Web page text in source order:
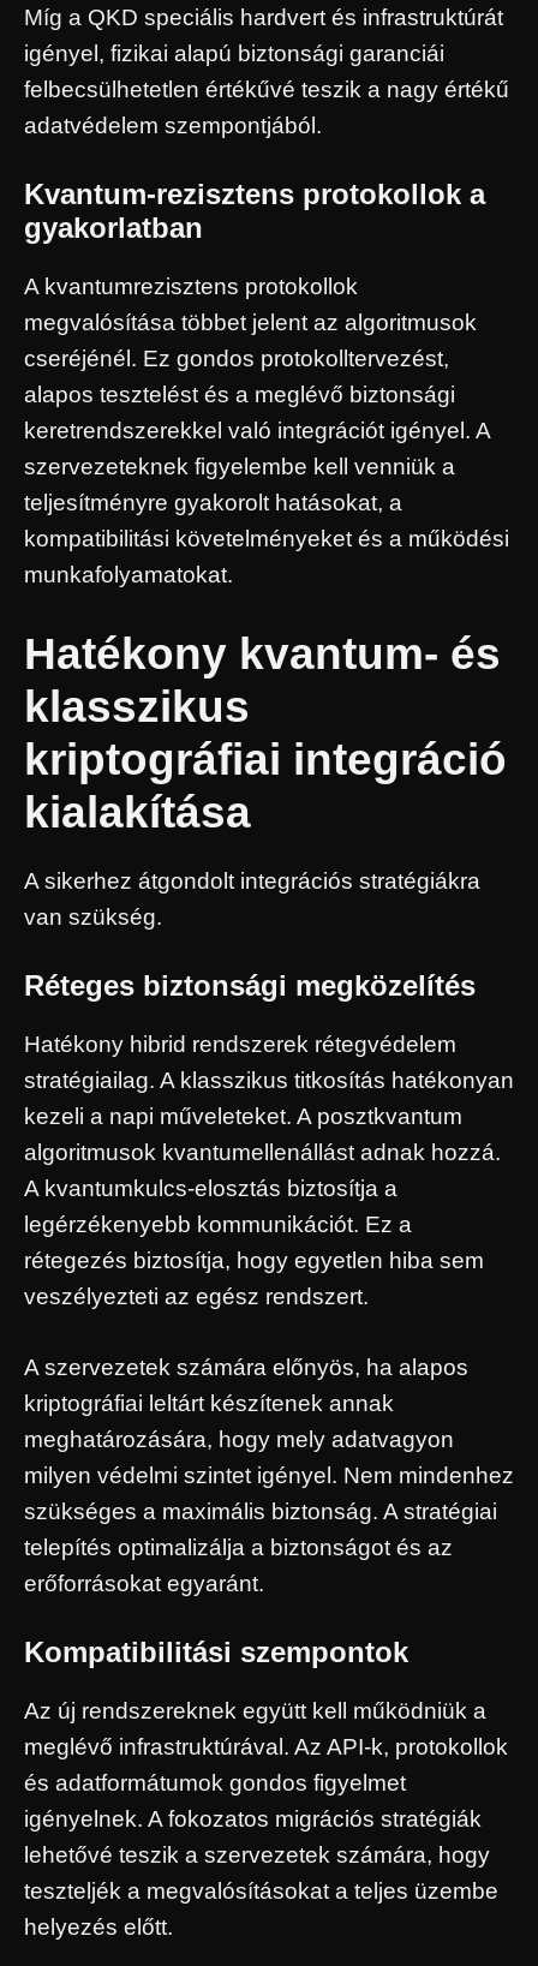
Míg a QKD speciális hardvert és infrastruktúrát
igényel, fizikai alapú biztonsági garanciái
felbecsülhetetlen értékűvé teszik a nagy értékű
adatvédelem szempontjából.
Kvantum-rezisztens protokollok a
gyakorlatban
A kvantumrezisztens protokollok
megvalósítása többet jelent az algoritmusok
cseréjénél. Ez gondos protokolltervezést,
alapos tesztelést és a meglévő biztonsági
keretrendszerekkel való integrációt igényel. A
szervezeteknek figyelembe kell venniük a
teljesítményre gyakorolt ​​hatásokat, a
kompatibilitási követelményeket és a működési
munkafolyamatokat.
Hatékony kvantum- és
klasszikus
kriptográfiai integráció
kialakítása
A sikerhez átgondolt integrációs stratégiákra
van szükség.
Réteges biztonsági megközelítés
Hatékony hibrid rendszerek rétegvédelem
stratégiailag. A klasszikus titkosítás hatékonyan
kezeli a napi műveleteket. A posztkvantum
algoritmusok kvantumellenállást adnak hozzá.
A kvantumkulcs-elosztás biztosítja a
legérzékenyebb kommunikációt. Ez a
rétegezés biztosítja, hogy egyetlen hiba sem
veszélyezteti az egész rendszert.
A szervezetek számára előnyös, ha alapos
kriptográfiai leltárt készítenek annak
meghatározására, hogy mely adatvagyon
milyen védelmi szintet igényel. Nem mindenhez
szükséges a maximális biztonság. A stratégiai
telepítés optimalizálja a biztonságot és az
erőforrásokat egyaránt.
Kompatibilitási szempontok
Az új rendszereknek együtt kell működniük a
meglévő infrastruktúrával. Az API-k, protokollok
és adatformátumok gondos figyelmet
igényelnek. A fokozatos migrációs stratégiák
lehetővé teszik a szervezetek számára, hogy
teszteljék a megvalósításokat a teljes üzembe
helyezés előtt.